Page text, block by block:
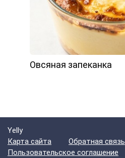
Овсяная запеканка
Yelly
Карта сайта
Обратная связь
Пользовательское соглашение